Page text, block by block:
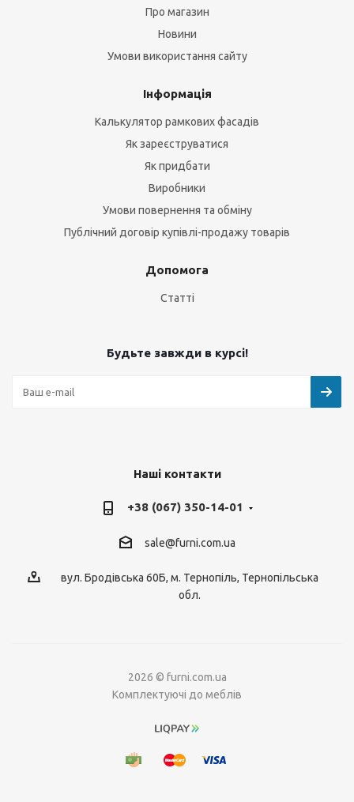
Про магазин
Новини
Умови використання сайту
Інформація
Калькулятор рамкових фасадів
Як зареєструватися
Як придбати
Виробники
Умови повернення та обміну
Публічний договір купівлі-продажу товарів
Допомога
Статті
Будьте завжди в курсі!
Наші контакти
+38 (067) 350-14-01
sale@furni.com.ua
вул. Бродівська 60Б, м. Тернопіль, Тернопільська
обл.
2026 © furni.com.ua
Комплектуючі до меблів